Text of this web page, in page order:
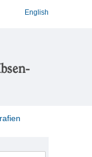
English